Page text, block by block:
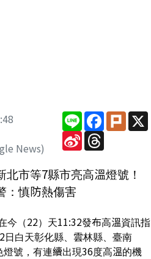
News)
LineFacebook
Plurk
Sina
Weibo
Threads
北市等7縣市亮高溫燈號！
：慎防熱傷害
今（22）天11:32發布高溫資訊指
白天彰化縣、雲林縣、臺南
號，有連續出現36度高溫的機